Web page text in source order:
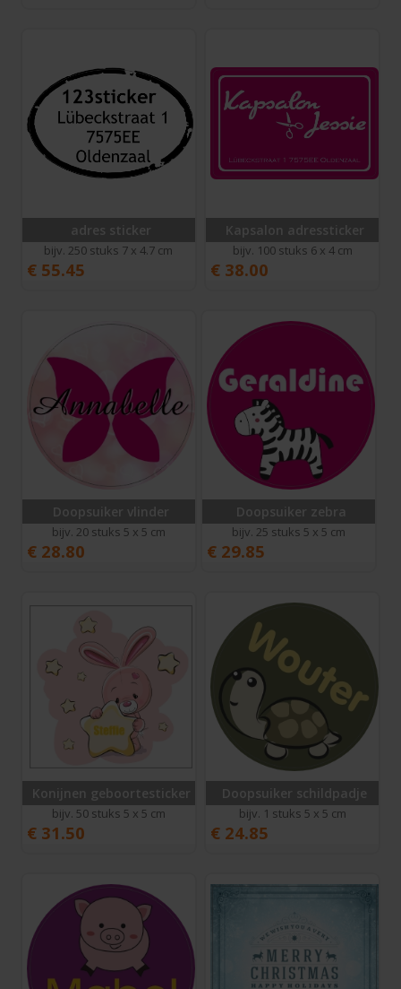
adres sticker
bijv. 250 stuks 7 x 4.7 cm
€ 55.45
Kapsalon adressticker
bijv. 100 stuks 6 x 4 cm
€ 38.00
Doopsuiker vlinder
bijv. 20 stuks 5 x 5 cm
€ 28.80
Doopsuiker zebra
bijv. 25 stuks 5 x 5 cm
€ 29.85
Konijnen geboortesticker
bijv. 50 stuks 5 x 5 cm
€ 31.50
Doopsuiker schildpadje
bijv. 1 stuks 5 x 5 cm
€ 24.85